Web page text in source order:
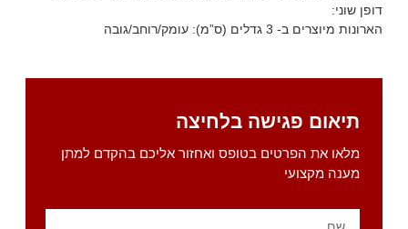
דופן שוני:
הארונות מיוצרים ב- 3 גדלים (ס”מ): עומק/רוחב/גובה
תיאום פגישה בלחיצה
מלאו את הפרטים בטופס ואחזור אליכם בהקדם למתן
מענה מקצועי